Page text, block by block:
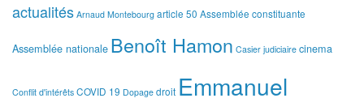
actualités Arnaud Montebourg article 50 Assemblée constituante
Assemblée nationale Benoît Hamon Casier judiciaire cinema
Conflit d'intérêts COVID 19 Dopage droit Emmanuel